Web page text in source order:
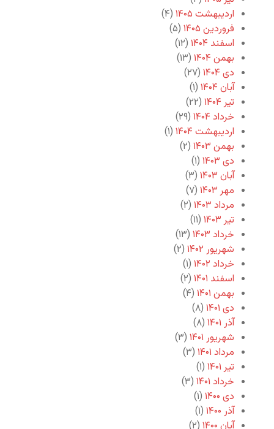
اردیبهشت ۱۴۰۵
(۴)
فروردین ۱۴۰۵
(۵)
اسفند ۱۴۰۴
(۱۲)
بهمن ۱۴۰۴
(۱۳)
دی ۱۴۰۴
(۲۷)
آبان ۱۴۰۴
(۱)
تیر ۱۴۰۴
(۲۲)
خرداد ۱۴۰۴
(۲۹)
اردیبهشت ۱۴۰۴
(۱)
بهمن ۱۴۰۳
(۲)
دی ۱۴۰۳
(۱)
آبان ۱۴۰۳
(۳)
مهر ۱۴۰۳
(۷)
مرداد ۱۴۰۳
(۲)
تیر ۱۴۰۳
(۱۱)
خرداد ۱۴۰۳
(۱۳)
شهریور ۱۴۰۲
(۲)
خرداد ۱۴۰۲
(۱)
اسفند ۱۴۰۱
(۲)
بهمن ۱۴۰۱
(۴)
دی ۱۴۰۱
(۸)
آذر ۱۴۰۱
(۸)
شهریور ۱۴۰۱
(۳)
مرداد ۱۴۰۱
(۳)
تیر ۱۴۰۱
(۱)
خرداد ۱۴۰۱
(۳)
دی ۱۴۰۰
(۱)
آذر ۱۴۰۰
(۱)